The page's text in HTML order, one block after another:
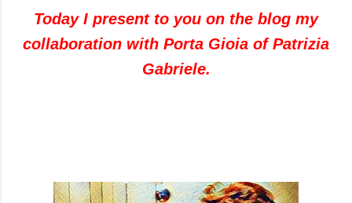
TodayI present to you on the blog my
collaboration with Porta Gioia of Patrizia
Gabriele.